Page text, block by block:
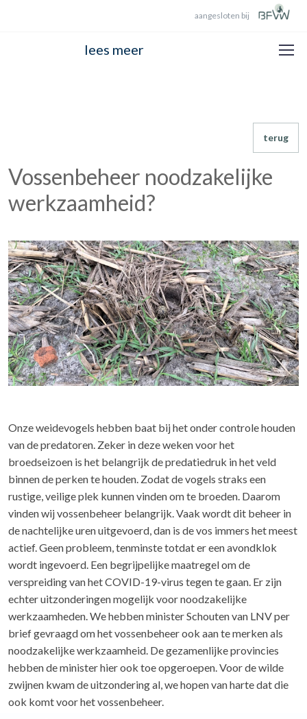
aangesloten bij
lees meer
terug
Vossenbeheer noodzakelijke
werkzaamheid?
Onze weidevogels hebben baat bij het onder controle houden
van de predatoren. Zeker in deze weken voor het
broedseizoen is het belangrijk de predatiedruk in het veld
binnen de perken te houden. Zodat de vogels straks een
rustige, veilige plek kunnen vinden om te broeden. Daarom
vinden wij vossenbeheer belangrijk. Vaak wordt dit beheer in
de nachtelijke uren uitgevoerd, dan is de vos immers het meest
actief. Geen probleem, tenminste totdat er een avondklok
wordt ingevoerd. Een begrijpelijke maatregel om de
verspreiding van het COVID-19-virus tegen te gaan. Er zijn
echter uitzonderingen mogelijk voor noodzakelijke
werkzaamheden. We hebben minister Schouten van LNV per
brief gevraagd om het vossenbeheer ook aan te merken als
noodzakelijke werkzaamheid. De gezamenlijke provincies
hebben de minister hier ook toe opgeroepen. Voor de wilde
zwijnen kwam de uitzondering al, we hopen van harte dat die
ook komt voor het vossenbeheer.